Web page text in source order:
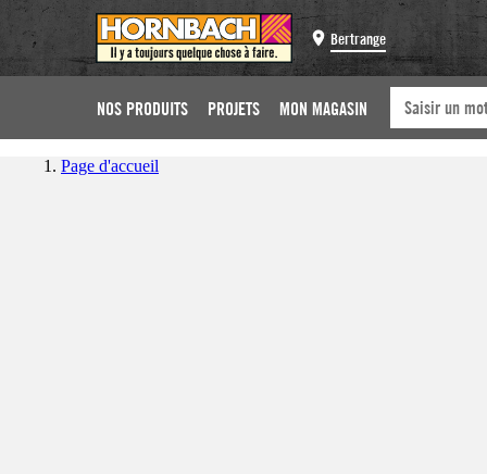
Bertrange
NOS PRODUITS PROJETS MON MAGASIN
Page d'accueil